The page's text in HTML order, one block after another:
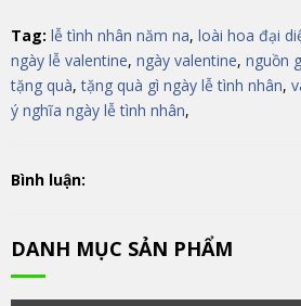
Tag: lễ tình nhân năm na, loài hoa đại
ngày lễ valentine, ngày valentine, nguồn
tặng quà, tặng quà gì ngày lễ tình nhân,
ý nghĩa ngày lễ tình nhân,
Bình luận:
DANH MỤC SẢN PHẨM